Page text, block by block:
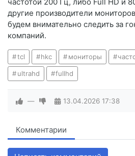
частотой 200 Гц, либо Full HD и
другие производители
будем внимательно следить за
компаний.
tcl hkc мониторы
ultrahd fullhd
— 13.04.2026 17:38
Комментарии